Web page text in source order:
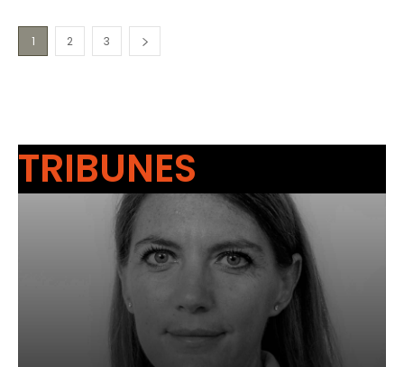
1 2 3
TRIBUNES